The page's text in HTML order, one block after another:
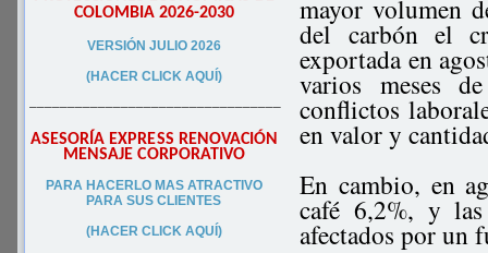
COLOMBIA 2026-2030
VERSIÓN JULIO 2026
(HACER CLICK AQUÍ)
–––––––––––––––––––––––––––––––––
ASESORÍA EXPRESS RENOVACIÓN
MENSAJE CORPORATIVO
PARA HACERLO MAS ATRACTIVO
PARA SUS CLIENTES
(HACER CLICK AQUÍ)
mayor volumen
del carbón el
exportada en
varios meses
conflictos
en valor y
En cambio, en
café 6,2%, y
afectados por un